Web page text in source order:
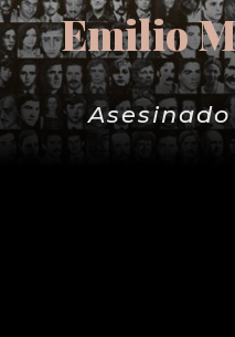
Emilio
Asesinado